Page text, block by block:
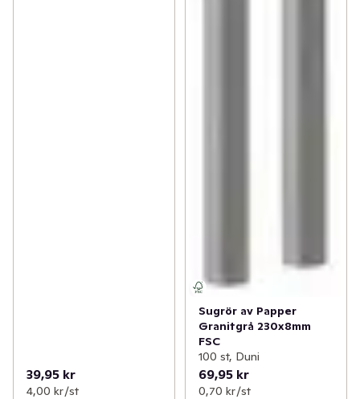
39,95 kr
4,00 kr /st
Sugrör av Papper
Granitgrå 230x8mm
FSC
100 st, Duni
69,95 kr
0,70 kr /st